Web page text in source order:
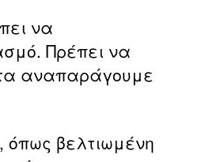
να
Πρέπει να
αναπαράγουμε
όπως βελτιωμένη